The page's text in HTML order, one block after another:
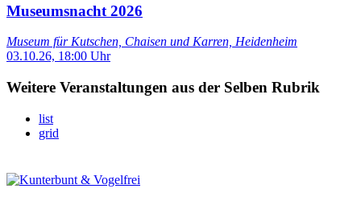
Museumsnacht 2026
Museum für Kutschen, Chaisen und Karren, Heidenheim
03.10.26, 18:00 Uhr
Weitere Veranstaltungen aus der Selben Rubrik
list
grid